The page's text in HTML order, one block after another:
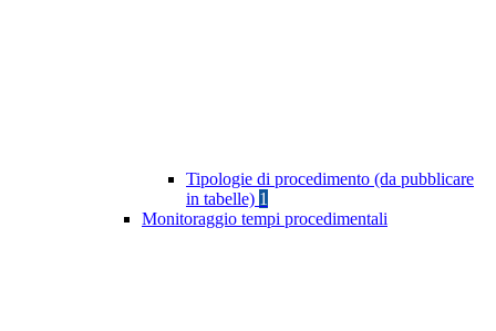
Tipologie di procedimento (da pubblicare
in tabelle) 1
Monitoraggio tempi procedimentali